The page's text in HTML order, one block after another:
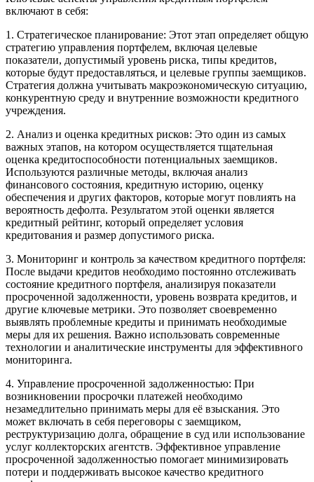
включают в себя:
1. Стратегическое планирование: Этот этап определяет общую
стратегию управления портфелем, включая целевые
показатели, допустимый уровень риска, типы кредитов,
которые будут предоставляться, и целевые группы заемщиков.
Стратегия должна учитывать макроэкономическую ситуацию,
конкурентную среду и внутренние возможности кредитного
учреждения.
2. Анализ и оценка кредитных рисков: Это один из самых
важных этапов, на котором осуществляется тщательная
оценка кредитоспособности потенциальных заемщиков.
Используются различные методы, включая анализ
финансового состояния, кредитную историю, оценку
обеспечения и других факторов, которые могут повлиять на
вероятность дефолта. Результатом этой оценки является
кредитный рейтинг, который определяет условия
кредитования и размер допустимого риска.
3. Мониторинг и контроль за качеством кредитного портфеля:
После выдачи кредитов необходимо постоянно отслеживать
состояние кредитного портфеля, анализируя показатели
просроченной задолженности, уровень возврата кредитов, и
другие ключевые метрики. Это позволяет своевременно
выявлять проблемные кредиты и принимать необходимые
меры для их решения. Важно использовать современные
технологии и аналитические инструменты для эффективного
мониторинга.
4. Управление просроченной задолженностью: При
возникновении просрочки платежей необходимо
незамедлительно принимать меры для её взыскания. Это
может включать в себя переговоры с заемщиком,
реструктуризацию долга, обращение в суд или использование
услуг коллекторских агентств. Эффективное управление
просроченной задолженностью помогает минимизировать
потери и поддерживать высокое качество кредитного